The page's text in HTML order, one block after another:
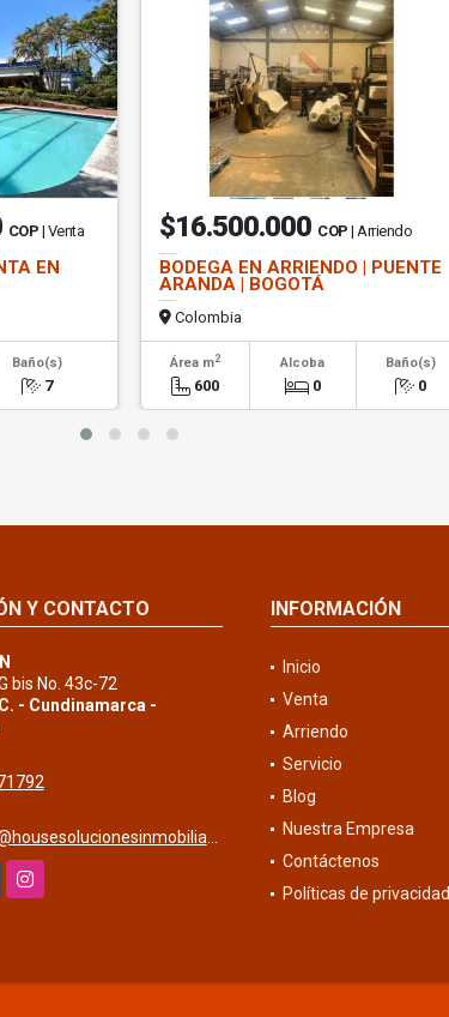
COP | Venta
EN
Baño(s)
7
$16.500.000 COP | Arriendo
BODEGA EN ARRIENDO | PUENTE
ARANDA | BOGOTÁ
Colombia
Área m2
600
Alcoba
0
Baño(s)
0
Y CONTACTO
bis No. 43c-72
- Cundinamarca -
Instagram
INFORMACIÓN
Inicio
Venta
Arriendo
Servicio
Blog
Nuestra Empresa
Contáctenos
Políticas de privacidad